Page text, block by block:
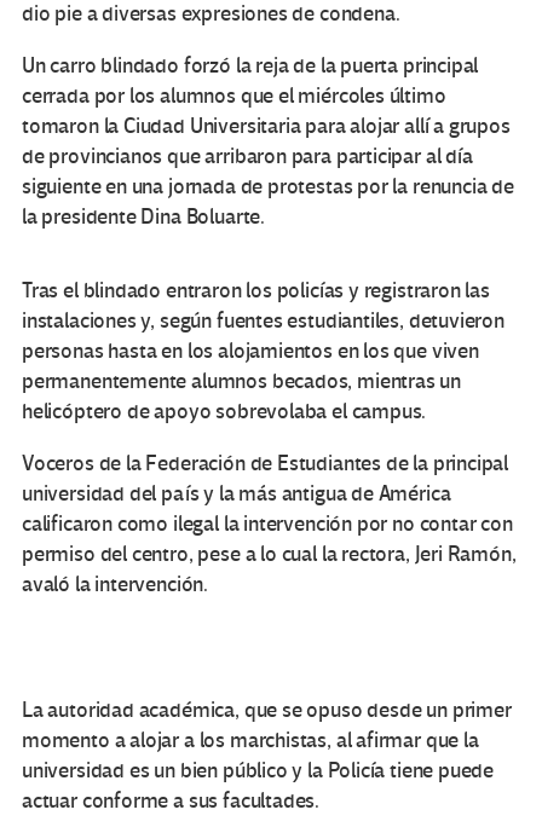
dio pie a diversas expresiones de condena.
Un carro blindado forzó la reja de la puerta principal
cerrada por los alumnos que el miércoles último
tomaron la Ciudad Universitaria para alojar allí a grupos
de provincianos que arribaron para participar al día
siguiente en una jornada de protestas por la renuncia de
la presidente Dina Boluarte.
Tras el blindado entraron los policías y registraron las
instalaciones y, según fuentes estudiantiles, detuvieron
personas hasta en los alojamientos en los que viven
permanentemente alumnos becados, mientras un
helicóptero de apoyo sobrevolaba el campus.
Voceros de la Federación de Estudiantes de la principal
universidad del país y la más antigua de América
calificaron como ilegal la intervención por no contar con
permiso del centro, pese a lo cual la rectora, Jeri Ramón,
avaló la intervención.
La autoridad académica, que se opuso desde un primer
momento a alojar a los marchistas, al afirmar que la
universidad es un bien público y la Policía tiene puede
actuar conforme a sus facultades.